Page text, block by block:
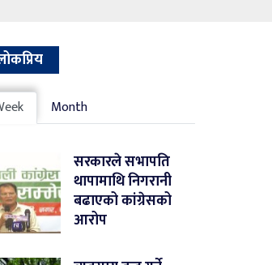
Month
सरकारले सभापति
थापामाथि निगरानी
बढाएको कांग्रेसको
आरोप